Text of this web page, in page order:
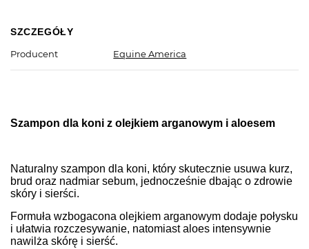
SZCZEGÓŁY
Producent
Equine America
Szampon dla koni z olejkiem arganowym i aloesem
Naturalny szampon dla koni, który skutecznie usuwa kurz,
brud oraz nadmiar sebum, jednocześnie dbając o zdrowie
skóry i sierści.
Formuła wzbogacona olejkiem arganowym dodaje połysku
i ułatwia rozczesywanie, natomiast aloes intensywnie
nawilża skórę i sierść.